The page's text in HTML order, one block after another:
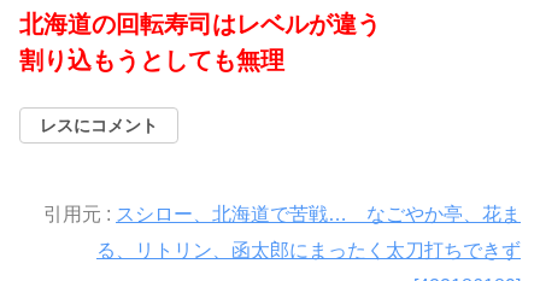
北海道の回転寿司はレベルが違う
割り込もうとしても無理
レスにコメント
引用元 : スシロー、北海道で苦戦… なごやか亭、花ま
る、リトリン、函太郎にまったく太刀打ちできず